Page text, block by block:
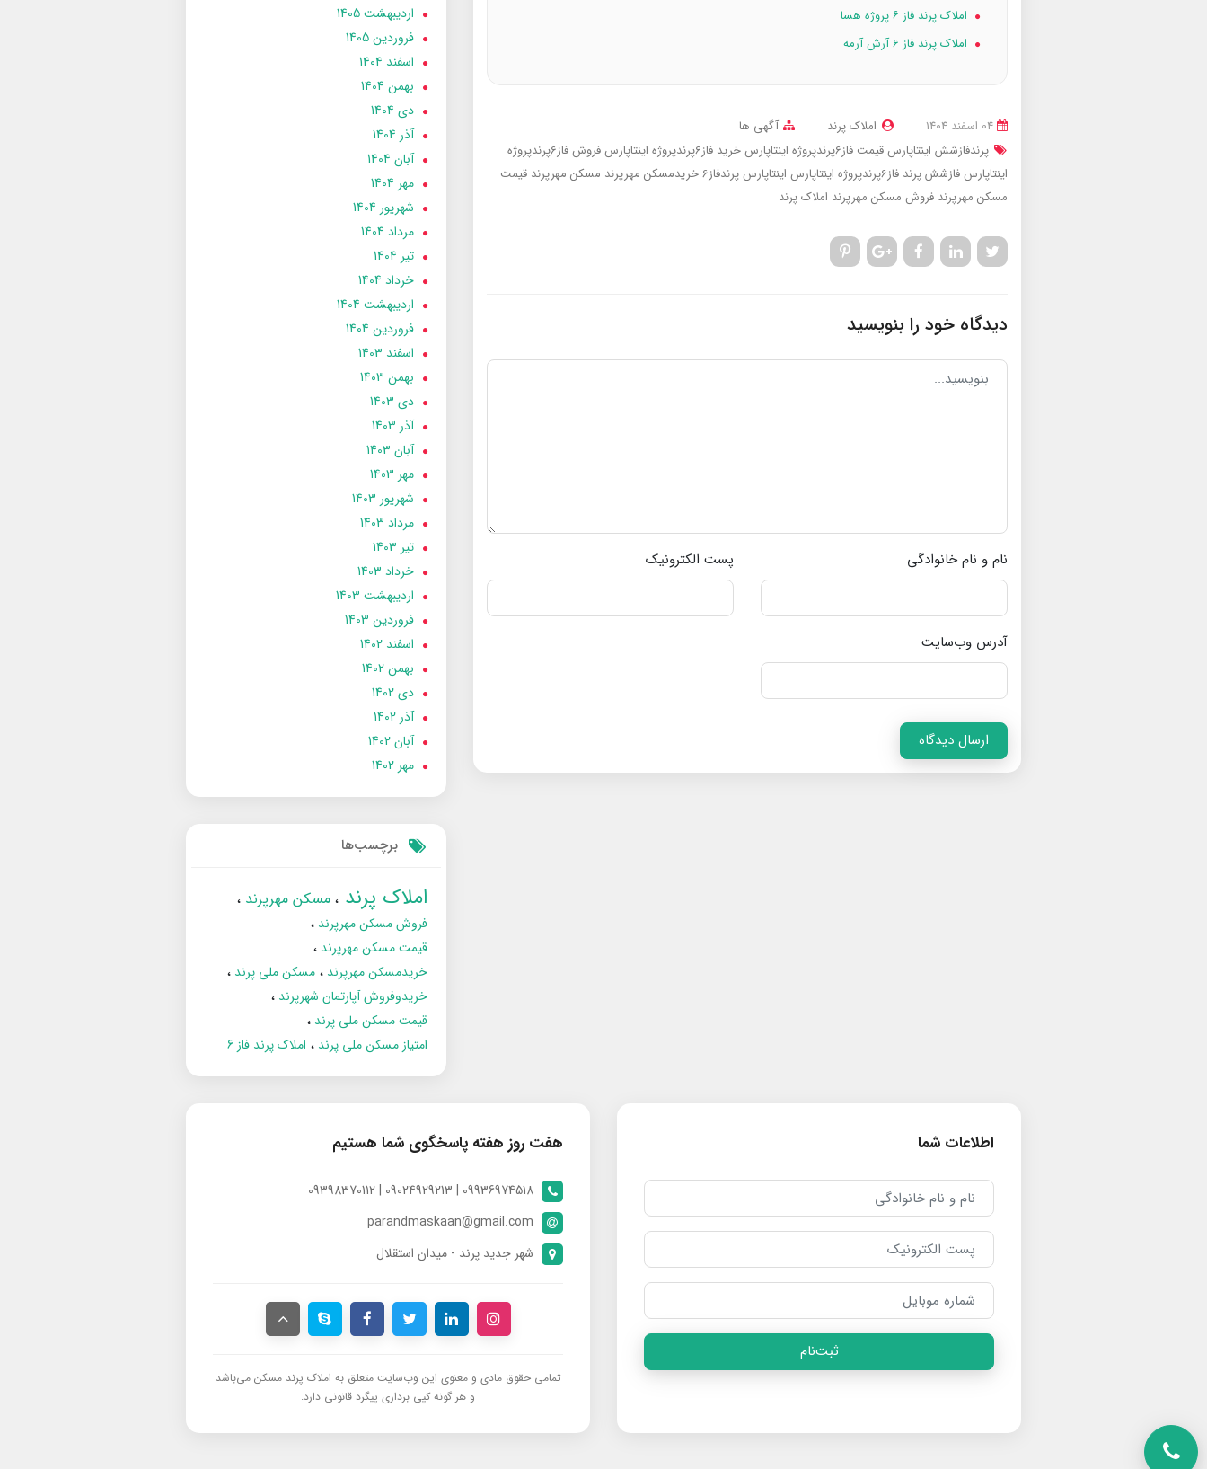
املاک پرند فاز ۶ پروژه هسا
املاک پرند فاز 6 آرش آرمه
املاک پرند
آگهی ها
پرندفازشش اینتاپارسقیمت فاز6پرندپروژه اینتاپارس خرید فاز6پرندپروژه اینتاپارس
فروش فاز6پرندپروژه
اینتاپارسفازشش پرند فاز6پرندپروژه اینتاپارس اینتاپارس پرندفاز6 خریدمسکن مهرپرند مسکن مهرپرند قیمت
مسکن مهرپرند فروش مسکن مهرپرند املاک پرند
دیدگاه خود را بنویسید
نام و نام خانوادگی پست الکترونیک
آدرس وب‌سایت
ارسال دیدگاه
ارديبهشت 1405
فروردین 1405
اسفند 1404
بهمن 1404
دی 1404
آذر 1404
آبان 1404
مهر 1404
شهریور 1404
مرداد 1404
تير 1404
خرداد 1404
ارديبهشت 1404
فروردین 1404
اسفند 1403
بهمن 1403
دی 1403
آذر 1403
آبان 1403
مهر 1403
شهریور 1403
مرداد 1403
تير 1403
خرداد 1403
ارديبهشت 1403
فروردین 1403
اسفند 1402
بهمن 1402
دی 1402
آذر 1402
آبان 1402
مهر 1402
برچسب‌ها
املاک پرند مسکن مهرپرند
فروش مسکن مهرپرند
قیمت مسکن مهرپرند
خریدمسکن مهرپرند
مسکن ملی پرند
خریدوفروش آپارتمان شهرپرند
قیمت مسکن ملی پرند
امتیاز مسکن ملی پرند
املاک پرند فاز 6
اطلاعات شما
ثبت‌نام
هفت روز هفته پاسخگوی شما هستیم
09936974518 | 09024929213 | 09398370112
parandmaskaan@gmail.com
شهر جدید پرند - میدان استقلال
تمامی حقوق مادی و معنوی این وب‌سایت متعلق به املاک پرند مسکن می‌باشد
و هر گونه کپی برداری پیگرد قانونی دارد.